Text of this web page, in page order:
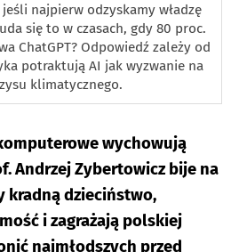
najpierw odzyskamy władzę
się to w czasach, gdy 80 proc.
ChatGPT? Odpowiedź zależy od
potraktują AI jak wyzwanie na
klimatycznego.
wychowują
Andrzej Zybertowicz bije na
kradną dzieciństwo,
i zagrażają polskiej
najmłodszych przed